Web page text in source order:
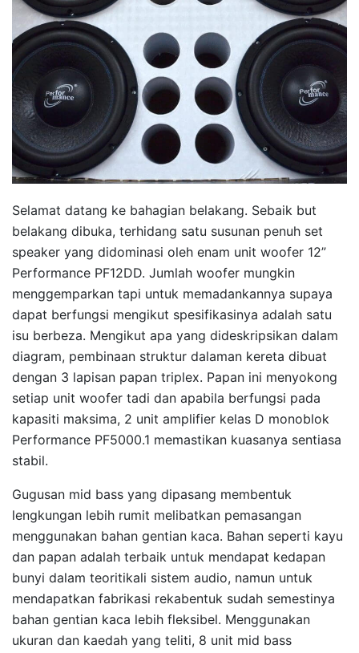
Selamat datang ke bahagian belakang. Sebaik but
belakang dibuka, terhidang satu susunan penuh set
speaker yang didominasi oleh enam unit woofer 12”
Performance PF12DD. Jumlah woofer mungkin
menggemparkan tapi untuk memadankannya supaya
dapat berfungsi mengikut spesifikasinya adalah satu
isu berbeza. Mengikut apa yang dideskripsikan dalam
diagram, pembinaan struktur dalaman kereta dibuat
dengan 3 lapisan papan triplex. Papan ini menyokong
setiap unit woofer tadi dan apabila berfungsi pada
kapasiti maksima, 2 unit amplifier kelas D monoblok
Performance PF5000.1 memastikan kuasanya sentiasa
stabil.
Gugusan mid bass yang dipasang membentuk
lengkungan lebih rumit melibatkan pemasangan
menggunakan bahan gentian kaca. Bahan seperti kayu
dan papan adalah terbaik untuk mendapat kedapan
bunyi dalam teoritikali sistem audio, namun untuk
mendapatkan fabrikasi rekabentuk sudah semestinya
bahan gentian kaca lebih fleksibel. Menggunakan
ukuran dan kaedah yang teliti, 8 unit mid bass